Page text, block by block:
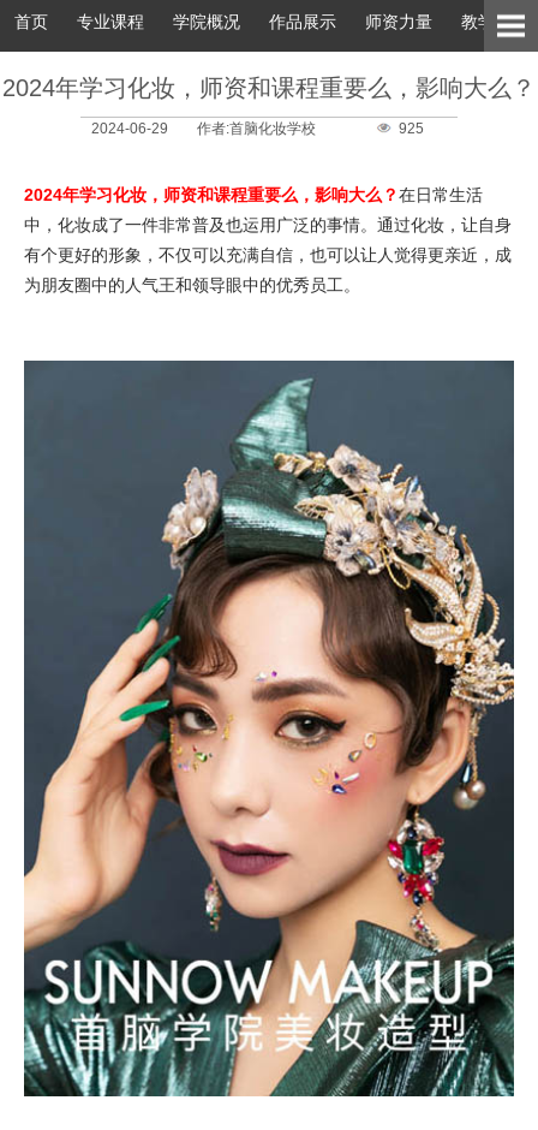
首页 专业课程 学院概况 作品展示 师资力量 教学环境
2024年学习化妆，师资和课程重要么，影响大么？
2024-06-29 作者:首脑化妆学校 925
2024年学习化妆，师资和课程重要么，影响大么？在日常生活
中，化妆成了一件非常普及也运用广泛的事情。通过化妆，让自身
有个更好的形象，不仅可以充满自信，也可以让人觉得更亲近，成
为朋友圈中的人气王和领导眼中的优秀员工。